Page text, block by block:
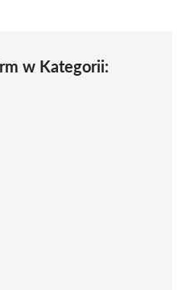
w Kategorii: